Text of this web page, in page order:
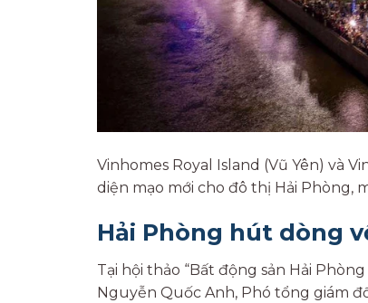
Vinhomes Royal Island (Vũ Yên) và
diện mạo mới cho đô thị Hải Phòng,
Hải Phòng hút dòng
Tại hội thảo “Bất động sản Hải
Nguyễn Quốc Anh, Phó tổng giám